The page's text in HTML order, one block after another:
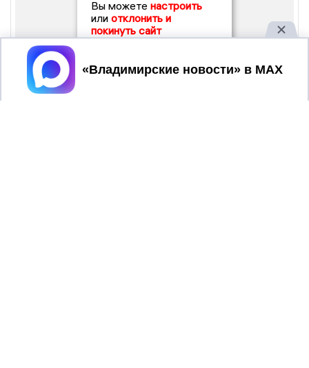
Вы можете настроить
или отклонить и
покинуть сайт
Принять